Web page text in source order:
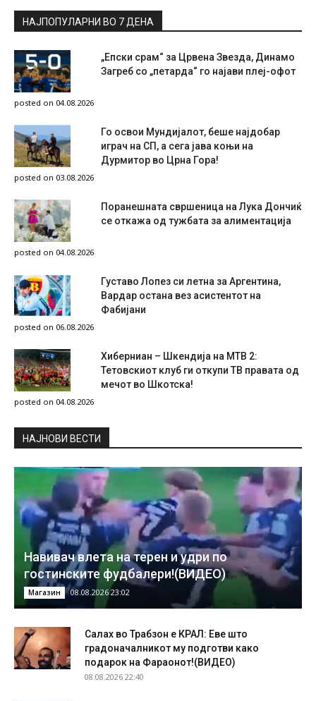
НАЈПОПУЛАРНИ ВО 7 ДЕНА
„Епски срам“ за Црвена Звезда, Динамо
Загреб со „петарда“ го најави плеј-офот
posted on 04.08.2026
Го освои Мундијалот, беше најдобар
играч на СП, а сега јава коњи на
Дурмитор во Црна Гора!
posted on 03.08.2026
Поранешната свршеница на Лука Дончиќ
се откажа од тужбата за алиментација
posted on 04.08.2026
Густаво Лопез си летна за Аргентина,
Вардар остана вез асистентот на
Фабијани
posted on 06.08.2026
Хиберниан – Шкендија на МТВ 2:
Тетовскиот клуб ги откупи ТВ правата од
мечот во Шкотска!
posted on 04.08.2026
НAЈНОВИ ВЕСТИ
Навивач влета на терен и удри по
гостинските фудбалери!(ВИДЕО)
Магазин 08.08.2026 23:02
Салах во Трабзон е КРАЛ: Еве што
градоначалникот му подготви како
подарок на Фараонот!(ВИДЕО)
08.08.2026 22:40